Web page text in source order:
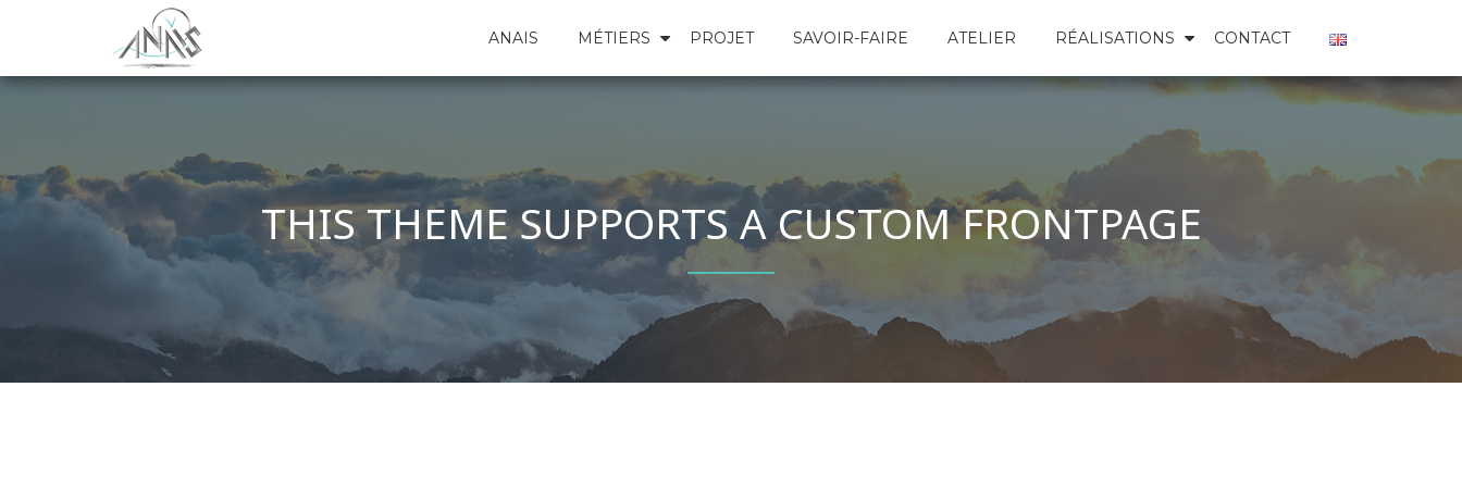
au
ANAIS MÉTIERS PROJET SAVOIR-FAIRE ATELIER RÉALISATIONS CONTACT
THIS THEME SUPPORTS A CUSTOM FRONTPAGE